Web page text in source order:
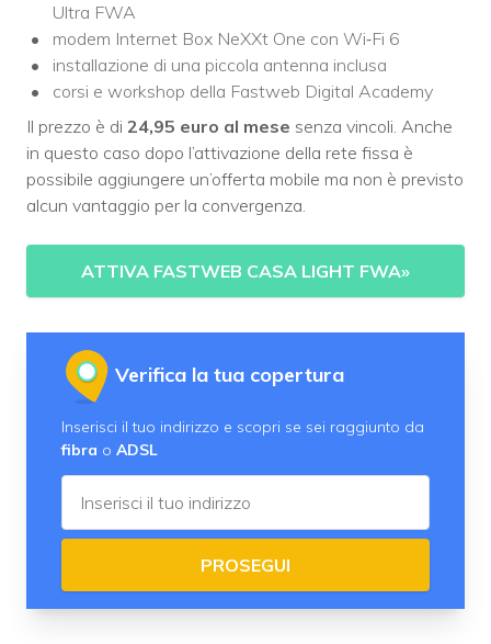
Ultra FWA
modem Internet Box NeXXt One con Wi‑Fi 6
installazione di una piccola antenna inclusa
corsi e workshop della Fastweb Digital Academy
Il prezzo è di 24,95 euro al mese senza vincoli. Anche
in questo caso dopo l’attivazione della rete fissa è
possibile aggiungere un’offerta mobile ma non è previsto
alcun vantaggio per la convergenza.
ATTIVA FASTWEB CASA LIGHT FWA»
Verifica la tua copertura
Inserisci il tuo indirizzo e scopri se sei raggiunto da
fibra o ADSL
PROSEGUI